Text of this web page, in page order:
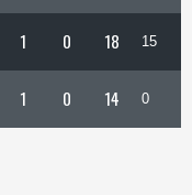
1 0 18 15
1 0 14 0